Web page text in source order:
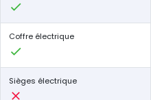
Coffre électrique
Sièges électrique